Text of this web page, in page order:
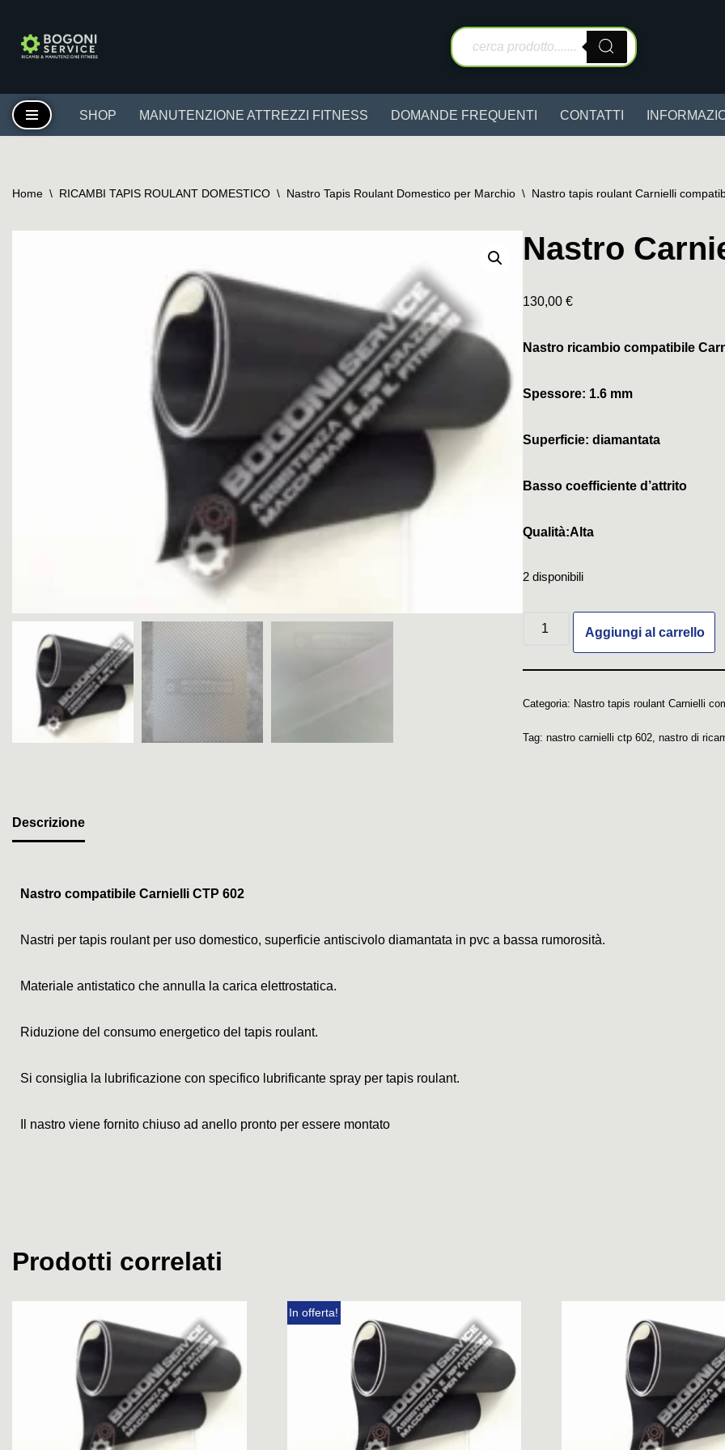
Vai
SHOP MANUTENZIONE ATTREZZI FITNESS DOMANDE FREQUENTI CONTATTI
Home \ RICAMBI TAPIS ROULANT DOMESTICO \ Nastro Tapis Roulant Domestico per Marchio \ Nastro tapis roulant Carnielli
Nastro
130,00 €
Nastro ricambio compatibile
Spessore: 1.6 mm
Superficie: diamantata
Basso coefficiente d’attrito
Qualità:Alta
2 disponibili
Aggiungi al carrello
Categoria: Nastro tapis roulant Carnielli
Tag: nastro carnielli ctp 602, nastro di
Descrizione
Nastro compatibile Carnielli CTP 602
Nastri per tapis roulant per uso domestico, superficie antiscivolo diamantata in pvc a bassa rumorosità.
Materiale antistatico che annulla la carica elettrostatica.
Riduzione del consumo energetico del tapis roulant.
Si consiglia la lubrificazione con specifico lubrificante spray per tapis roulant.
Il nastro viene fornito chiuso ad anello pronto per essere montato
Prodotti correlati
In offerta!